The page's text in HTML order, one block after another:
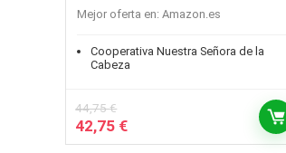
Mejor oferta en: Amazon.es
Cooperativa Nuestra Señora de la
Cabeza
44,75€
El
precio
42,75 €El
precio